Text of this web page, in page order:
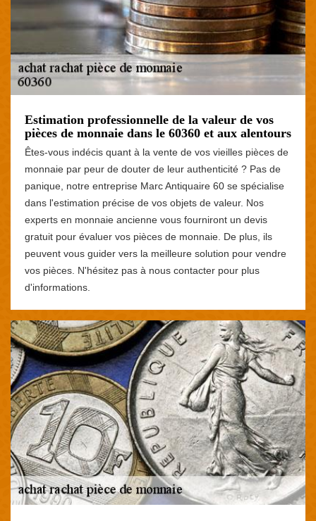
Estimation professionnelle de la valeur de vos
pièces de monnaie dans le 60360 et aux alentours
Êtes-vous indécis quant à la vente de vos vieilles pièces de
monnaie par peur de douter de leur authenticité ? Pas de
panique, notre entreprise Marc Antiquaire 60 se spécialise
dans l'estimation précise de vos objets de valeur. Nos
experts en monnaie ancienne vous fourniront un devis
gratuit pour évaluer vos pièces de monnaie. De plus, ils
peuvent vous guider vers la meilleure solution pour vendre
vos pièces. N'hésitez pas à nous contacter pour plus
d'informations.